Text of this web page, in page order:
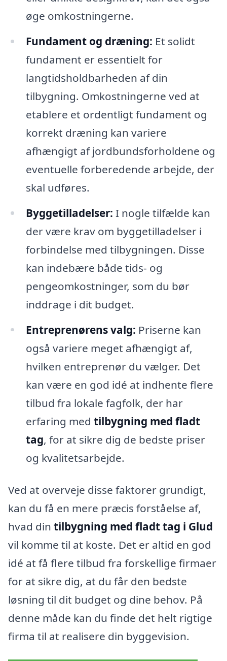
øge omkostningerne.
Fundament og dræning: Et solidt
fundament er essentielt for
langtidsholdbarheden af din
tilbygning. Omkostningerne ved at
etablere et ordentligt fundament og
korrekt dræning kan variere
afhængigt af jordbundsforholdene og
eventuelle forberedende arbejde, der
skal udføres.
Byggetilladelser: I nogle tilfælde kan
der være krav om byggetilladelser i
forbindelse med tilbygningen. Disse
kan indebære både tids- og
pengeomkostninger, som du bør
inddrage i dit budget.
Entreprenørens valg: Priserne kan
også variere meget afhængigt af,
hvilken entreprenør du vælger. Det
kan være en god idé at indhente flere
tilbud fra lokale fagfolk, der har
erfaring med tilbygning med fladt
tag, for at sikre dig de bedste priser
og kvalitetsarbejde.
Ved at overveje disse faktorer grundigt,
kan du få en mere præcis forståelse af,
hvad din tilbygning med fladt tag i Glud
vil komme til at koste. Det er altid en god
idé at få flere tilbud fra forskellige firmaer
for at sikre dig, at du får den bedste
løsning til dit budget og dine behov. På
denne måde kan du finde det helt rigtige
firma til at realisere din byggevision.